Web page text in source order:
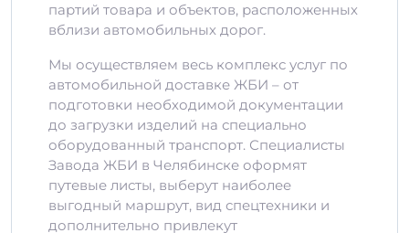
партий товара и объектов, расположенных
вблизи автомобильных дорог.
Мы осуществляем весь комплекс услуг по
автомобильной доставке ЖБИ – от
подготовки необходимой документации
до загрузки изделий на специально
оборудованный транспорт. Специалисты
Завода ЖБИ в Челябинске оформят
путевые листы, выберут наиболее
выгодный маршрут, вид спецтехники и
дополнительно привлекут